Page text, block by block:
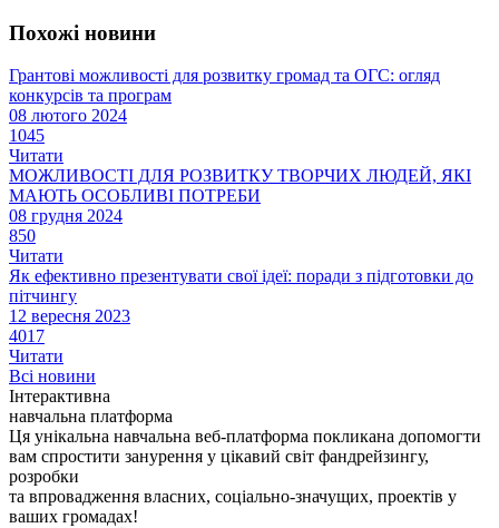
Похожі новини
Грантові можливості для розвитку громад та ОГС: огляд
конкурсів та програм
08 лютого 2024
1045
Читати
МОЖЛИВОСТІ ДЛЯ РОЗВИТКУ ТВОРЧИХ ЛЮДЕЙ, ЯКІ
МАЮТЬ ОСОБЛИВІ ПОТРЕБИ
08 грудня 2024
850
Читати
Як ефективно презентувати свої ідеї: поради з підготовки до
пітчингу
12 вересня 2023
4017
Читати
Всі новини
Інтерактивна
навчальна платформа
Ця унікальна навчальна веб-платформа покликана допомогти
вам спростити занурення у цікавий світ фандрейзингу,
розробки
та впровадження власних, соціально-значущих, проектів у
ваших громадах!